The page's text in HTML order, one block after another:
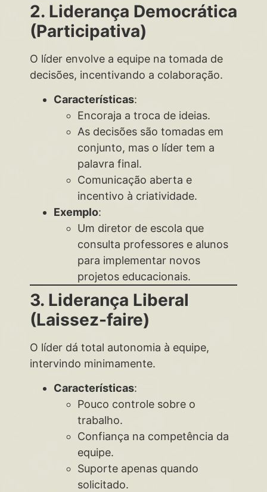
2. Liderança Democrática
(Participativa)
O líder envolve a equipe na tomada de
decisões, incentivando a colaboração.
Características:
Encoraja a troca de ideias.
As decisões são tomadas em
conjunto, mas o líder tem a
palavra final.
Comunicação aberta e
incentivo à criatividade.
Exemplo:
Um diretor de escola que
consulta professores e alunos
para implementar novos
projetos educacionais.
3. Liderança Liberal
(Laissez-faire)
O líder dá total autonomia à equipe,
intervindo minimamente.
Características:
Pouco controle sobre o
trabalho.
Confiança na competência da
equipe.
Suporte apenas quando
solicitado.